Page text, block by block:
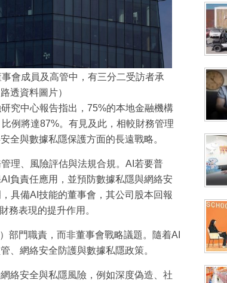
會成員及高管中，有三分二受訪者承
透資料圖片）
究中心報告指出，75%的本地金融機構
例將達87%。有見及此，相較財務管理
全與數據私隱保護方面的長遠戰略。
理、風險評估與法規合規。AI若要普
負責任應用，並預防數據私隱與網絡安
具備AI技能的董事會，其公司股本回報
務表現的提升作用。
部門職責，而非董事會戰略議題。隨着AI
、網絡安全防護與數據私隱政策。
絡安全與私隱風險，例如深度偽造、社